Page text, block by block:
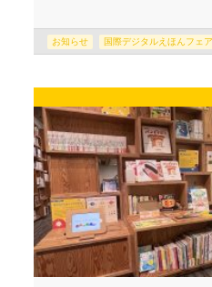
お知らせ 国際デジタルえほんフェア